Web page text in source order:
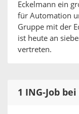
Eckelmann ein
für Automation
Gruppe mit der
ist heute an
vertreten.
1 ING-Job